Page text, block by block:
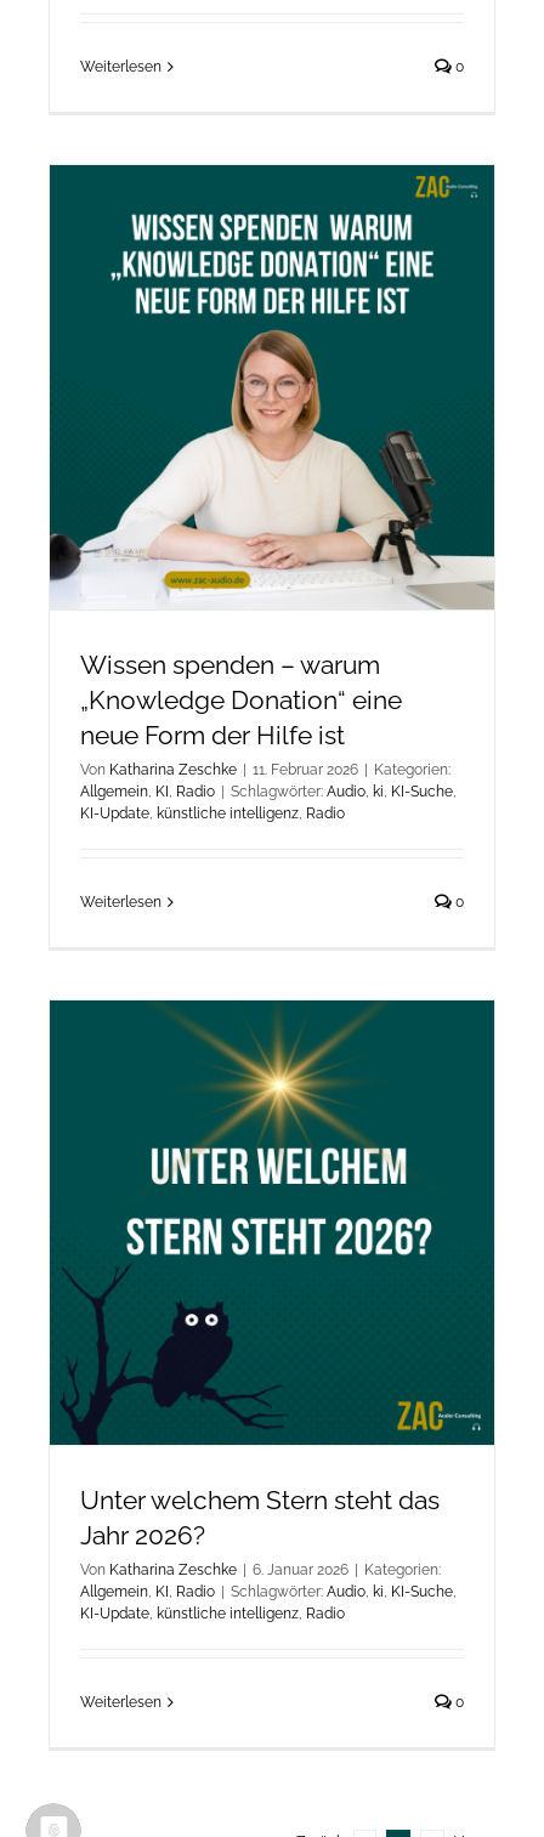
Weiterlesen 0
Wissen spenden – warum
„Knowledge Donation“ eine
neue Form der Hilfe ist
Von Katharina Zeschke | 11. Februar 2026 | Kategorien:
Allgemein, KI Radio | Schlagwörter: Audio, ki KI-Suche,
KI-Update, künstliche intelligenz, Radio
Weiterlesen 0
Unter welchem Stern steht das
Jahr 2026?
Von Katharina Zeschke | 6. Januar 2026 | Kategorien:
Allgemein, KI Radio | Schlagwörter: Audio, ki KI-Suche,
KI-Update, künstliche intelligenz, Radio
Weiterlesen 0